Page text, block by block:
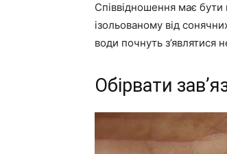
Співвідношення має бути
ізольованому від
води почнуть з’являтися
Обірвати